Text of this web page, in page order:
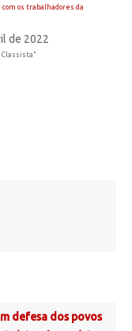
com os trabalhadores da
de 2022
Classista"
defesa dos povos